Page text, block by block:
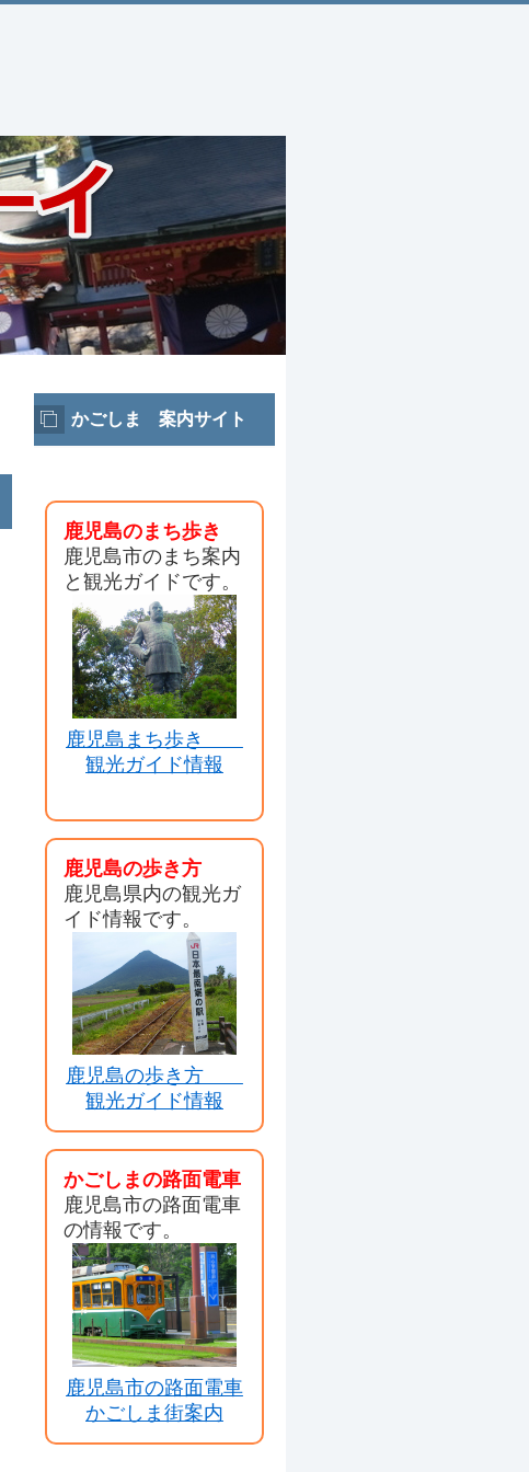
かごしま 案内サイト
鹿児島のまち歩き
鹿児島市のまち案内
と観光ガイドです。
鹿児島まち歩き
観光ガイド情報
鹿児島の歩き方
鹿児島県内の観光ガ
イド情報です。
鹿児島の歩き方
観光ガイド情報
かごしまの路面電車
鹿児島市の路面電車
の情報です。
鹿児島市の路面電車
かごしま街案内